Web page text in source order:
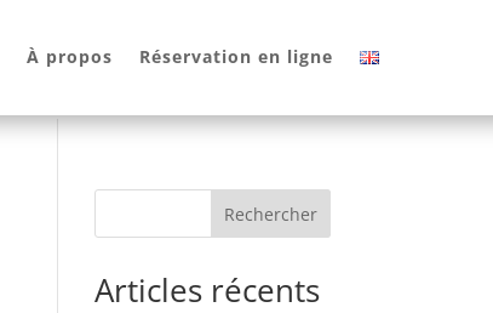
À propos Réservation en ligne
Rechercher
Articles récents